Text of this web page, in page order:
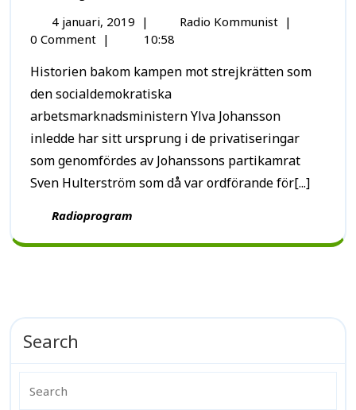
4 januari, 2019 | Radio Kommunist |
0 Comment | 10:58
Historien bakom kampen mot strejkrätten som
den socialdemokratiska
arbetsmarknadsministern Ylva Johansson
inledde har sitt ursprung i de privatiseringar
som genomfördes av Johanssons partikamrat
Sven Hulterström som då var ordförande för[...]
Radioprogram
Search